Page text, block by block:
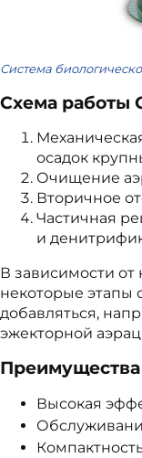
Система
Схема работы
осадок
Очищение
Вторичное
Частичная
и
В зависимости
некоторые этапы
добавляться,
эжекторной
Преимущества
Высокая